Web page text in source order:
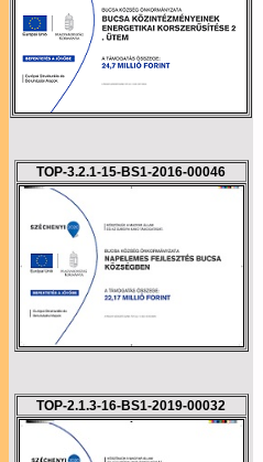
TOP-3.2.1-15-BS1-2016-00046
TOP-2.1.3-16-BS1-2019-00032